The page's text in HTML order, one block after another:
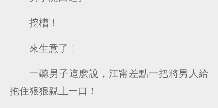
挖槽！
來生意了！
一聽男子這麽說，江甯差點一把將男人給
抱住狠狠親上一口！